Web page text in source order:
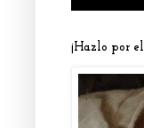
¡Hazlo por